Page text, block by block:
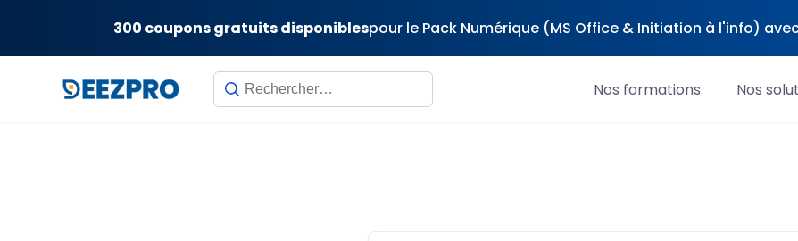
300 coupons gratuits disponiblespour le Pack Numérique (MS Office & Initiation à l'info) avec
Nos formations Nos